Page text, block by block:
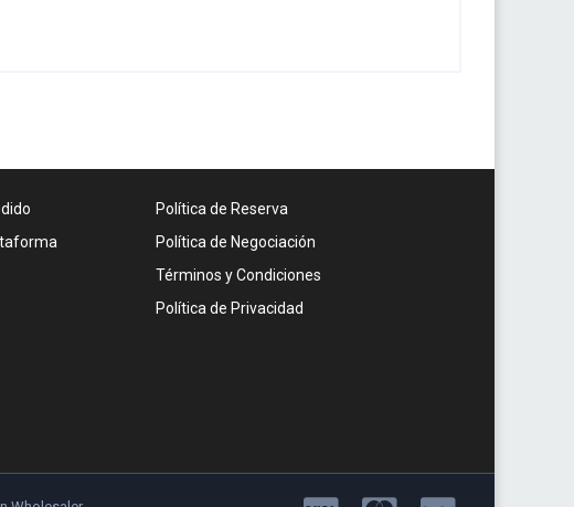
Política de Reserva
Política de Negociación
Términos y Condiciones
Política de Privacidad